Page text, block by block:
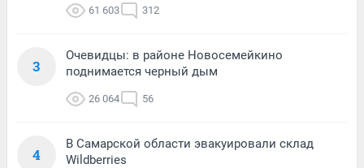
61 603 312
3
Очевидцы: в районе Новосемейкино
поднимается черный дым
26 064 56
4
В Самарской области эвакуировали склад
Wildberries